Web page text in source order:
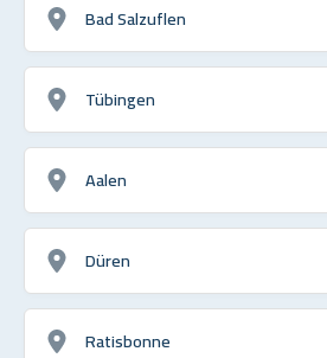
Bad Salzuflen
Tübingen
Aalen
Düren
Ratisbonne